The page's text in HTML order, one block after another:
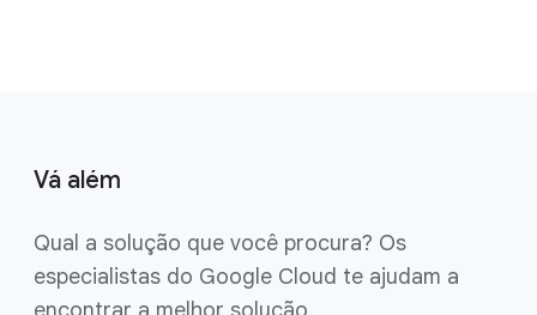
Vá além
Qual a solução que você procura? Os
especialistas do Google Cloud te ajudam a